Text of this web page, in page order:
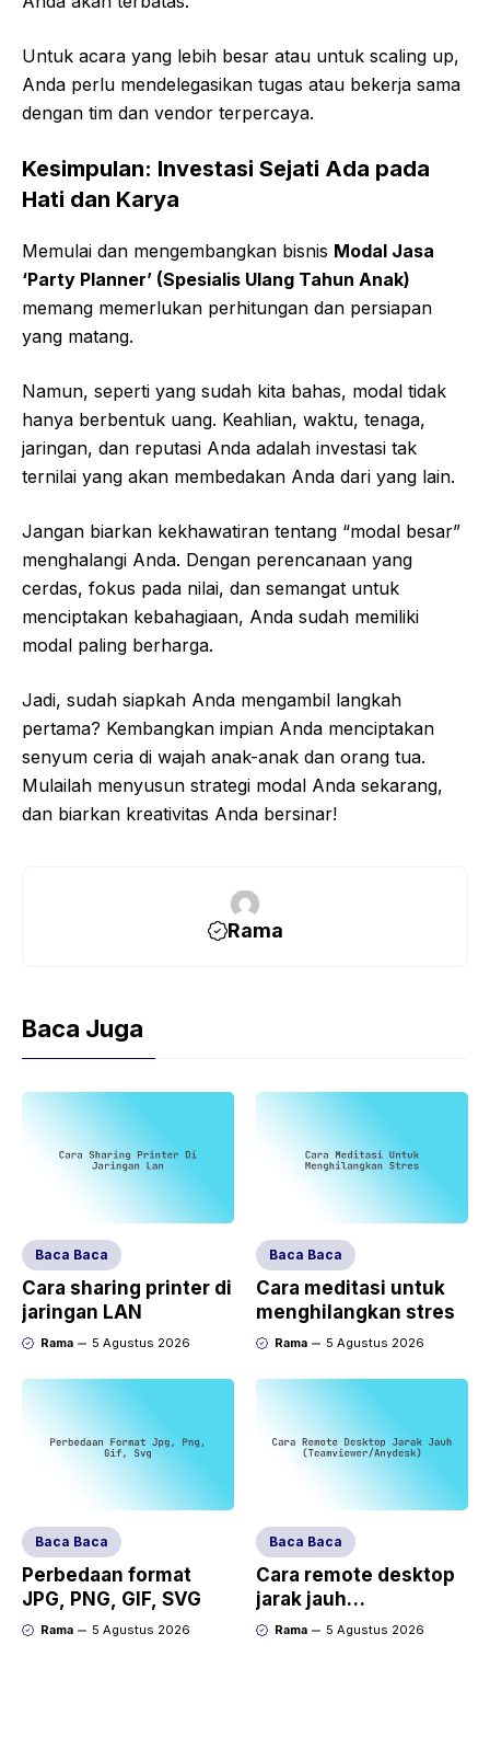
Untuk acara yang lebih besar atau untuk scaling up,
Anda perlu mendelegasikan tugas atau bekerja sama
dengan tim dan vendor terpercaya.
Kesimpulan: Investasi Sejati Ada pada
Hati dan Karya
Memulai dan mengembangkan bisnis Modal Jasa
‘Party Planner’ (Spesialis Ulang Tahun Anak)
memang memerlukan perhitungan dan persiapan
yang matang.
Namun, seperti yang sudah kita bahas, modal tidak
hanya berbentuk uang. Keahlian, waktu, tenaga,
jaringan, dan reputasi Anda adalah investasi tak
ternilai yang akan membedakan Anda dari yang lain.
Jangan biarkan kekhawatiran tentang “modal besar”
menghalangi Anda. Dengan perencanaan yang
cerdas, fokus pada nilai, dan semangat untuk
menciptakan kebahagiaan, Anda sudah memiliki
modal paling berharga.
Jadi, sudah siapkah Anda mengambil langkah
pertama? Kembangkan impian Anda menciptakan
senyum ceria di wajah anak-anak dan orang tua.
Mulailah menyusun strategi modal Anda sekarang,
dan biarkan kreativitas Anda bersinar!
Rama
Baca Juga
Baca Baca
Cara sharing printer di
jaringan LAN
Rama 5 Agustus 2026
Baca Baca
Cara meditasi untuk
menghilangkan stres
Rama 5 Agustus 2026
Baca Baca
Perbedaan format
JPG, PNG, GIF, SVG
Rama 5 Agustus 2026
Baca Baca
Cara remote desktop
jarak jauh
(TeamViewer/AnyDes
Rama 5 Agustus 2026